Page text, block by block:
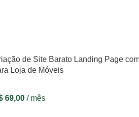
de Site Barato Landing Page
Loja de Móveis
69,00 / mês